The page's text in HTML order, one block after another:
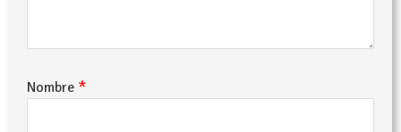
Nombre *